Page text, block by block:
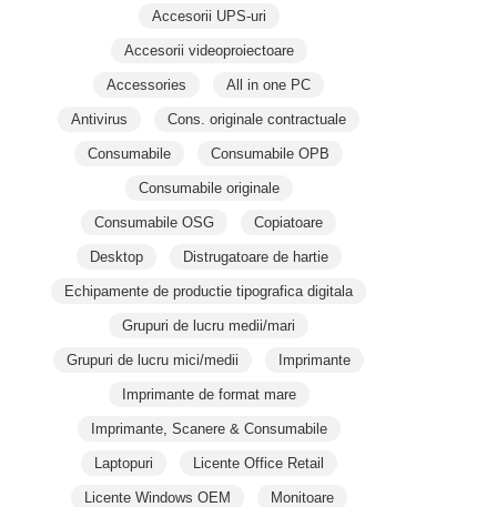
Accesorii UPS-uri
Accesorii videoproiectoare
Accessories All in one PC
Antivirus Cons. originale contractuale
Consumabile Consumabile OPB
Consumabile originale
Consumabile OSG Copiatoare
Desktop Distrugatoare de hartie
Echipamente de productie tipografica digitala
Grupuri de lucru medii/mari
Grupuri de lucru mici/medii Imprimante
Imprimante de format mare
Imprimante, Scanere & Consumabile
Laptopuri Licente Office Retail
Licente Windows OEM Monitoare